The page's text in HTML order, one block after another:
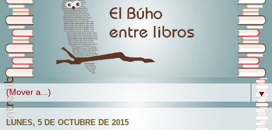
▼
LUNES, 5 DE OCTUBRE DE 2015